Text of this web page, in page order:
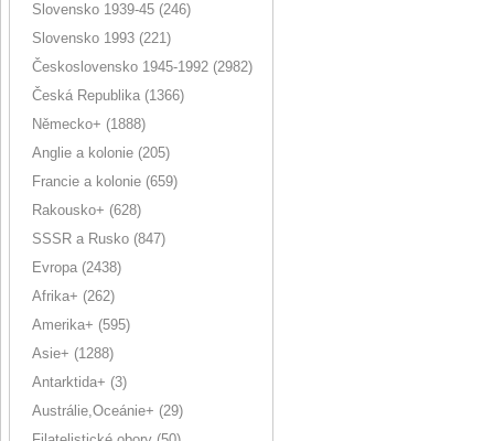
Slovensko 1939-45 (246)
Slovensko 1993 (221)
Československo 1945-1992 (2982)
Česká Republika (1366)
Německo+ (1888)
Anglie a kolonie (205)
Francie a kolonie (659)
Rakousko+ (628)
SSSR a Rusko (847)
Evropa (2438)
Afrika+ (262)
Amerika+ (595)
Asie+ (1288)
Antarktida+ (3)
Austrálie,Oceánie+ (29)